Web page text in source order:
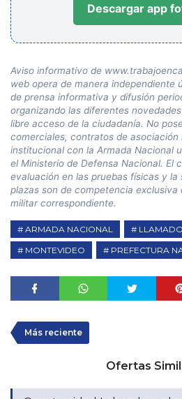
Descargar app
Aviso informativo de
web opera de manera independiente
de prensa informativa y difusión
organizando las diferentes
libre acceso de la ciudadanía. No
comerciales, contratos de asociación
institucional con la Armada Nacional
el Ministerio de Defensa Nacional. El
evaluación en las pruebas físicas y
plazas son de competencia exclusiva
militar correspondiente.
ARMADA NACIONAL
MONTEVIDEO
PREFECTURA
Más reciente
Ofertas